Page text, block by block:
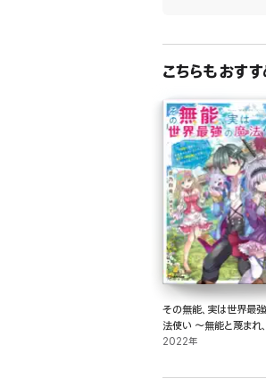
こちらもおす
その無能、実は世界最
法使い ～無能と蔑まれ
家から追い出されたが、
能力が蘇った～
2022年